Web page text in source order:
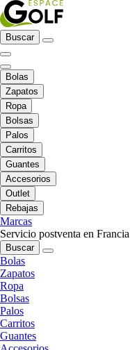
Buscar
Bolas
Zapatos
Ropa
Bolsas
Palos
Carritos
Guantes
Accesorios
Outlet
Rebajas
Marcas
Servicio postventa en Francia
Buscar
Bolas
Zapatos
Ropa
Bolsas
Palos
Carritos
Guantes